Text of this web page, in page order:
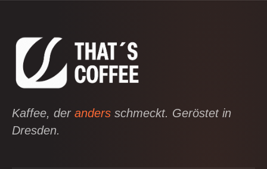
Kaffee, der anders schmeckt. Geröstet in
Dresden.